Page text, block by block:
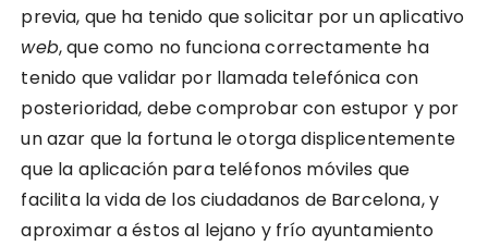
previa, que ha tenido que solicitar por un aplicativo
web, que como no funciona correctamente ha
tenido que validar por llamada telefónica con
posterioridad, debe comprobar con estupor y por
un azar que la fortuna le otorga displicentemente
que la aplicación para teléfonos móviles que
facilita la vida de los ciudadanos de Barcelona, y
aproximar a éstos al lejano y frío ayuntamiento